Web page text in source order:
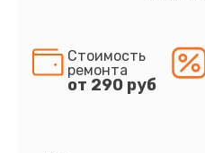
Стоимость
ремонта
от 290 руб